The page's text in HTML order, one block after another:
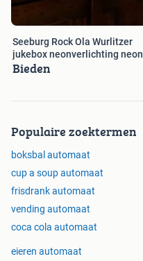
Seeburg Rock Ola Wurlitzer
jukebox neonverlichting neon
lamp
Bieden
Populaire zoektermen
boksbal automaat
cup a soup automaat
frisdrank automaat
vending automaat
coca cola automaat
eieren automaat